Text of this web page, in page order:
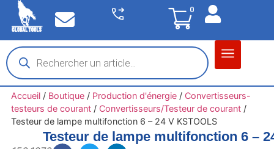
0
Accueil/ Boutique/ Production d'énergie/ Convertisseurs-
testeurs de courant/ Convertisseurs/Testeur de courant/
Testeur de lampe multifonction 6 – 24 V KSTOOLS
Testeur de lampe multifonction 6 –